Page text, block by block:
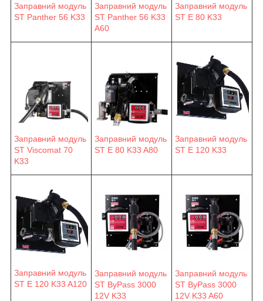
Заправний модуль
ST Panther 56 K33
Заправний модуль
ST Panther 56 K33
A60
Заправний модуль
ST E 80 K33
Заправний модуль
ST Viscomat 70
K33
Заправний модуль
ST E 80 K33 A80
Заправний модуль
ST E 120 K33
Заправний модуль
ST E 120 K33 A120
Заправний модуль
ST ByPass 3000
12V K33
Заправний модуль
ST ByPass 3000
12V K33 A60